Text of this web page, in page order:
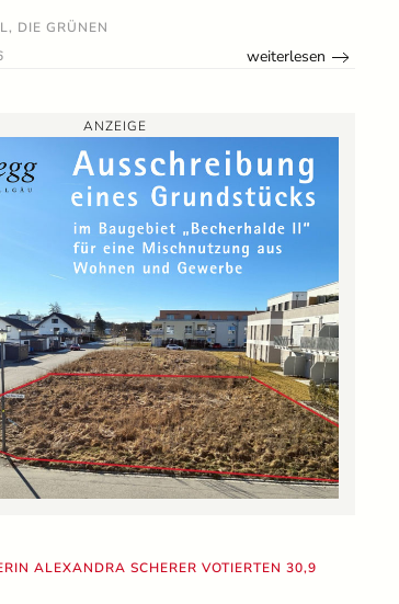
DIE GRÜNEN
weiterlesen
ANZEIGE
ALEXANDRA SCHERER VOTIERTEN 30,9